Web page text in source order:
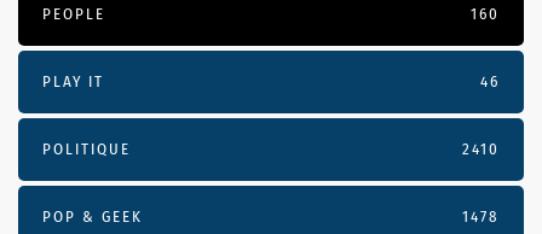
PEOPLE 160
PLAY IT 46
POLITIQUE 2410
POP & GEEK 1478